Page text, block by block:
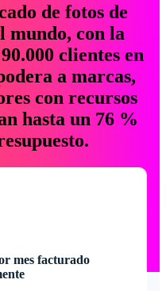
de fotos de
mundo, con la
clientes en
a marcas,
con recursos
hasta un 76 %
mes facturado